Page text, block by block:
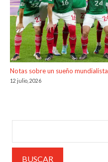
Notas sobre un sueño mundialista
12 julio, 2026